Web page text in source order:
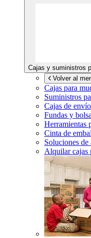
Cajas y suministros
Volver al
Cajas para
Suministros
Cajas de
Fundas y
Herramientas
Cinta de
Soluciones de
Alquilar cajas